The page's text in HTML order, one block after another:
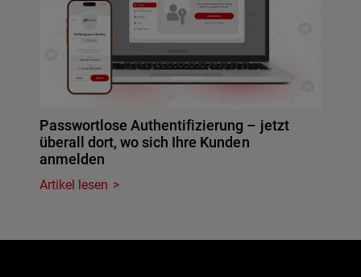
Passwortlose Authentifizierung – jetzt
überall dort, wo sich Ihre Kunden
anmelden
Artikel lesen